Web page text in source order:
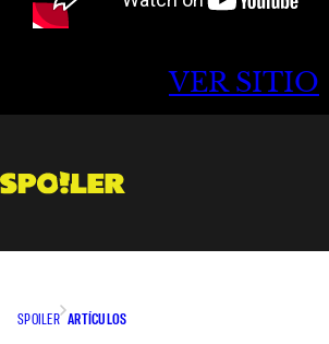
VER SITIO
SPOILER ARTÍCULOS